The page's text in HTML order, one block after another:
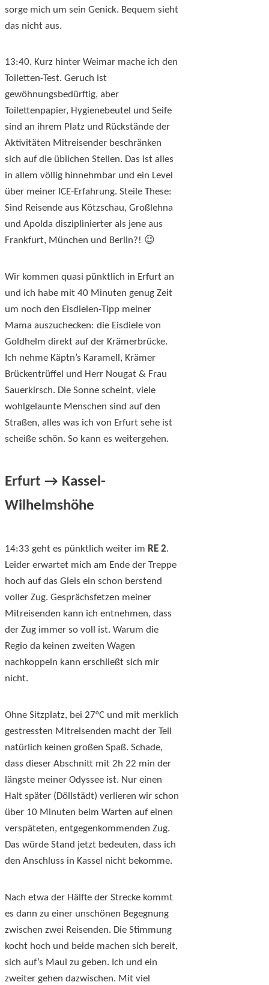
sorge mich um sein Genick. Bequem sieht
das nicht aus.
13:40. Kurz hinter Weimar mache ich den
Toiletten-Test. Geruch ist
gewöhnungsbedürftig, aber
Toilettenpapier, Hygienebeutel und Seife
sind an ihrem Platz und Rückstände der
Aktivitäten Mitreisender beschränken
sich auf die üblichen Stellen. Das ist alles
in allem völlig hinnehmbar und ein Level
über meiner ICE-Erfahrung. Steile These:
Sind Reisende aus Kötzschau, Großlehna
und Apolda disziplinierter als jene aus
Frankfurt, München und Berlin?! 😉
Wir kommen quasi pünktlich in Erfurt an
und ich habe mit 40 Minuten genug Zeit
um noch den Eisdielen-Tipp meiner
Mama auszuchecken: die Eisdiele von
Goldhelm direkt auf der Krämerbrücke.
Ich nehme Käptn’s Karamell, Krämer
Brückentrüffel und Herr Nougat & Frau
Sauerkirsch. Die Sonne scheint, viele
wohlgelaunte Menschen sind auf den
Straßen, alles was ich von Erfurt sehe ist
scheiße schön. So kann es weitergehen.
Erfurt → Kassel-
Wilhelmshöhe
14:33 geht es pünktlich weiter im RE 2.
Leider erwartet mich am Ende der Treppe
hoch auf das Gleis ein schon berstend
voller Zug. Gesprächsfetzen meiner
Mitreisenden kann ich entnehmen, dass
der Zug immer so voll ist. Warum die
Regio da keinen zweiten Wagen
nachkoppeln kann erschließt sich mir
nicht.
Ohne Sitzplatz, bei 27°C und mit merklich
gestressten Mitreisenden macht der Teil
natürlich keinen großen Spaß. Schade,
dass dieser Abschnitt mit 2h 22 min der
längste meiner Odyssee ist. Nur einen
Halt später (Döllstädt) verlieren wir schon
über 10 Minuten beim Warten auf einen
verspäteten, entgegenkommenden Zug.
Das würde Stand jetzt bedeuten, dass ich
den Anschluss in Kassel nicht bekomme.
Nach etwa der Hälfte der Strecke kommt
es dann zu einer unschönen Begegnung
zwischen zwei Reisenden. Die Stimmung
kocht hoch und beide machen sich bereit,
sich auf’s Maul zu geben. Ich und ein
zweiter gehen dazwischen. Mit viel